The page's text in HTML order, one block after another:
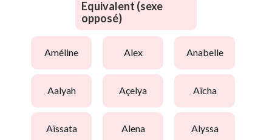
Equivalent (sexe
opposé)
améline alex anabelle
aalyah açelya aïcha
aïssata alena alyssa